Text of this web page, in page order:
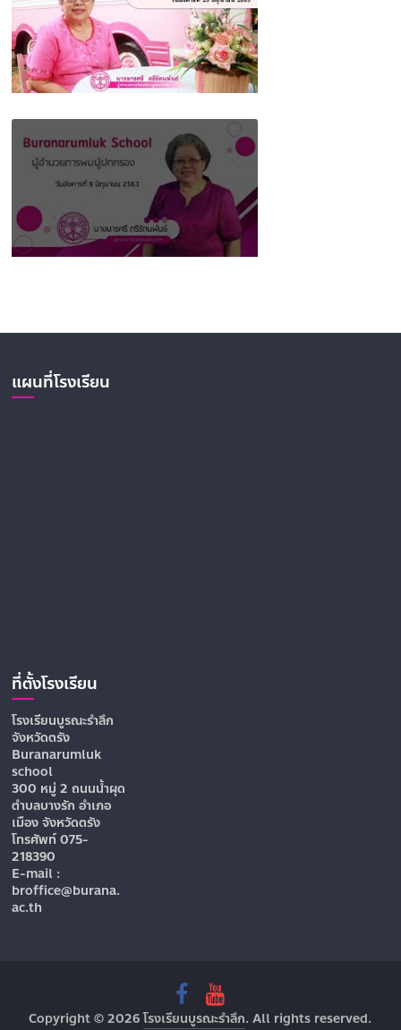
ผู้อำนวยการโรงเรียนบูรณะรำลึก พบผู้ปกครอง
ครั้งที่ 2 (ฝ่ายส่งเสริมระเบียบวินัย)
แผนที่โรงเรียน
ที่ตั้งโรงเรียน
โรงเรียนบูรณะรำลึก
จังหวัดตรัง
Buranarumluk
school
300 หมู่ 2 ถนนน้ำผุด
ตำบลบางรัก อำเภอ
เมือง จังหวัดตรัง
โทรศัพท์ 075-
218390
E-mail :
broffice@burana.
ac.th
Copyright © 2026โรงเรียนบูรณะรำลึก. All rights reserved.